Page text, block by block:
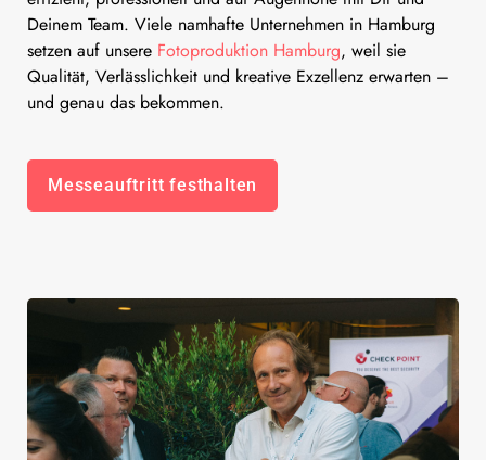
Deinem Team. Viele namhafte Unternehmen in Hamburg
setzen auf unsere Fotoproduktion Hamburg, weil sie
Qualität, Verlässlichkeit und kreative Exzellenz erwarten –
und genau das bekommen.
Messeauftritt festhalten